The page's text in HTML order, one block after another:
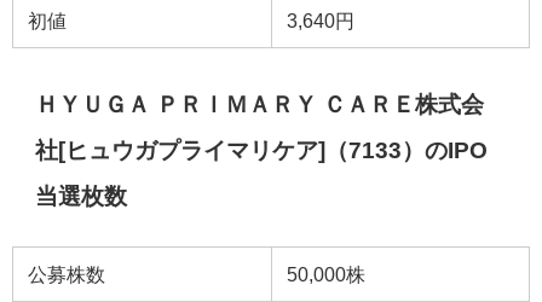
初値 3,640円
ＨＹＵＧＡ ＰＲＩＭＡＲＹ ＣＡＲＥ株式会
社[ヒュウガプライマリケア]（7133）のIPO
当選枚数
公募株数 50,000株